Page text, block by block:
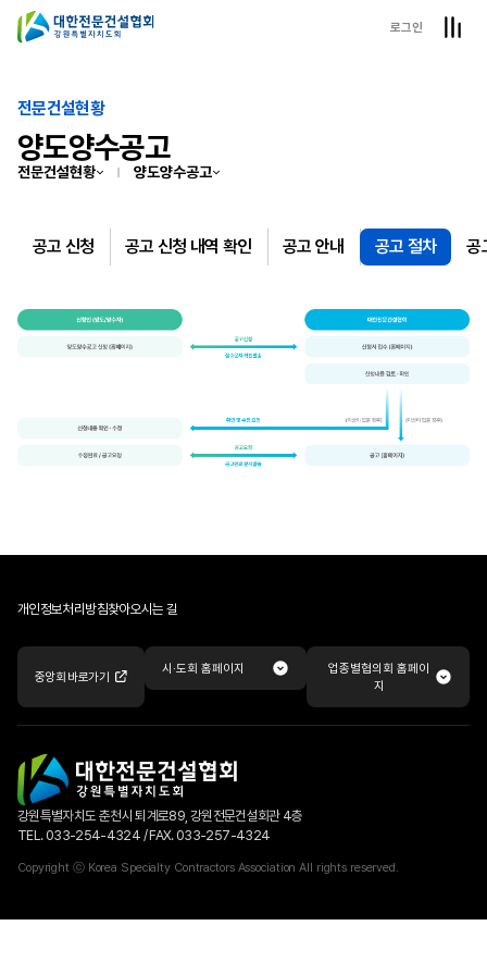
로그인
전문건설현황
양도양수공고
전문건설현황 양도양수공고
공고 신청 공고 신청 내역 확인 공고 안내 공고 절차 공
개인정보처리방침찾아오시는 길
중앙회 바로가기
시·도회 홈페이지
업종별협의회 홈페이
지
강원특별자치도 춘천시 퇴계로89, 강원전문건설회관 4층
TEL. 033-254-4324 / FAX. 033-257-4324
Copyright ⓒ Korea Specialty Contractors Association All rights reserved.